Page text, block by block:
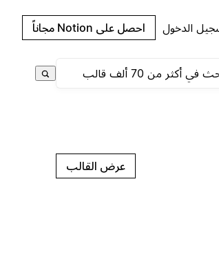
الدخول احصل على Notion مجاناً
عرض القالب